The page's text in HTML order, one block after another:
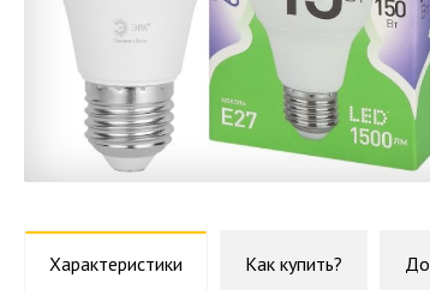
Характеристики Как купить?